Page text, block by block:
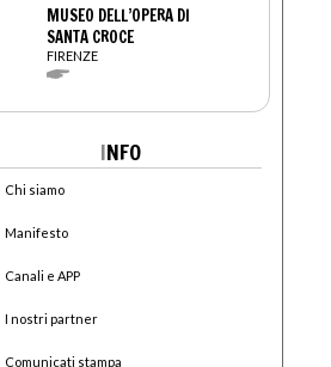
MUSEO DELL’OPERA DI
SANTA CROCE
FIRENZE
INFO
Chi siamo
Manifesto
Canali e APP
I nostri partner
Comunicati stampa